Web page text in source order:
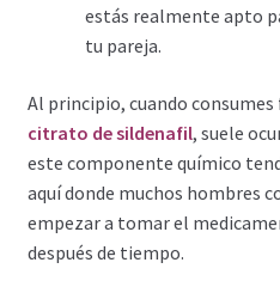
Productos
Sobre nosotros
estás realmente apto
tu pareja.
Al principio, cuando
citrato de sildenafil, suele
este componente químico
aquí donde muchos hombres
empezar a tomar el
después de tiempo.